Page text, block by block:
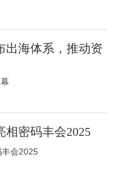
出海体系，推动资
相密码丰会2025
会2025